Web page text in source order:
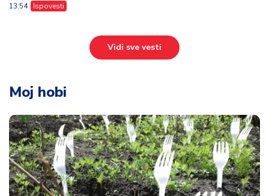
13:54 Ispovesti
Vidi sve vesti
Moj hobi